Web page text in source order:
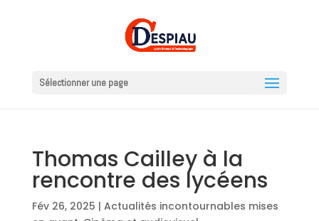
Sélectionner une page
Thomas Cailley à la
rencontre des lycéens
Fév 26, 2025 | Actualités incontournables mises